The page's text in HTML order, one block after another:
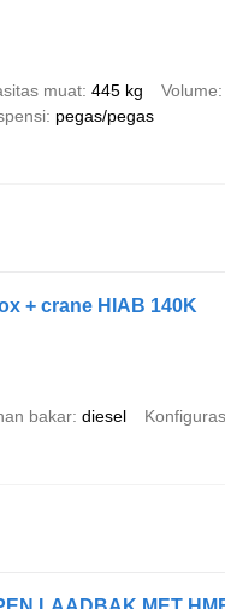
muat 445 kg Volume
pegas/pegas
+ crane HIAB 140K
bakar diesel